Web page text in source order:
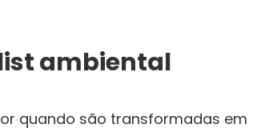
ambiental
quando são transformadas em